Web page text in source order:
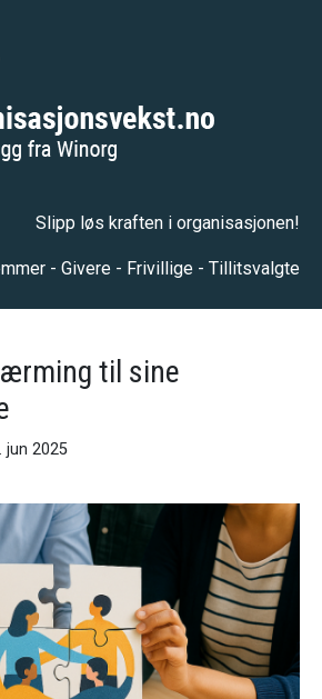
Slipp løs kraften i organisasjonen!
- Givere - Frivillige - Tillitsvalgte
til sine
jun 2025